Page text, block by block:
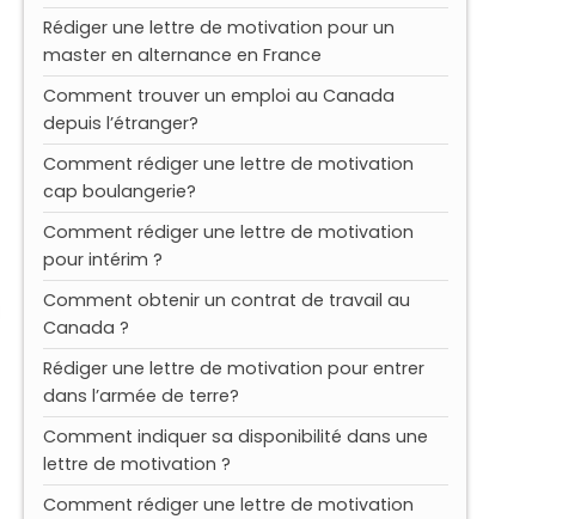
Rédiger une lettre de motivation pour un
master en alternance en France
Comment trouver un emploi au Canada
depuis l’étranger?
Comment rédiger une lettre de motivation
cap boulangerie?
Comment rédiger une lettre de motivation
pour intérim ?
Comment obtenir un contrat de travail au
Canada ?
Rédiger une lettre de motivation pour entrer
dans l’armée de terre?
Comment indiquer sa disponibilité dans une
lettre de motivation ?
Comment rédiger une lettre de motivation